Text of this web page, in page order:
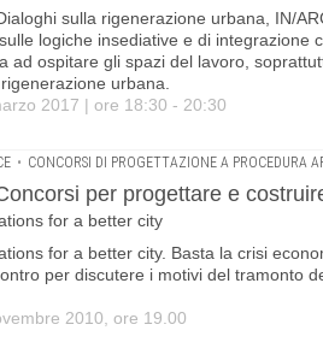
sulla rigenerazione urbana, IN/
logiche insediative e di integrazione
ad ospitare gli spazi del lavoro,
urbana.
2017 | ore 18:30 - 20:30
• CONCORSI DI PROGETTAZIONE A PROCEDURA
per progettare e
for a better city
for a better city. Basta la crisi
per discutere i motivi del tramonto
2010, ore 19.00